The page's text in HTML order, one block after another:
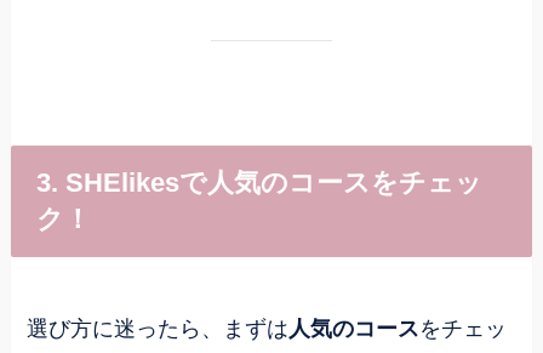
3. SHElikesで人気のコースをチェッ
ク！
選び方に迷ったら、まずは 人気のコースをチェッ